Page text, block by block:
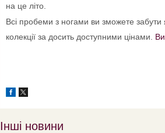
на це літо.
Всі пробеми з ногами ви зможете забути
колекції за досить доступними цінами.
Інші новини